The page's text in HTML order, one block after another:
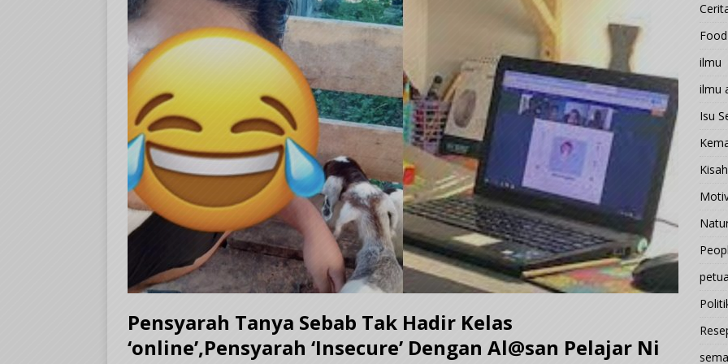
Pensyarah Tanya Sebab Tak Hadir Kelas
‘online’,Pensyarah ‘Insecure’ Dengan Al@san Pelajar Ni
Food
ilmu
ilmu
Isu
Kisah